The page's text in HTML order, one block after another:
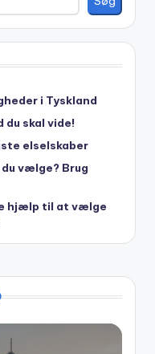
i Tyskland
du skal vide!
elselskaber
vælge? Brug
hjælp til at vælge